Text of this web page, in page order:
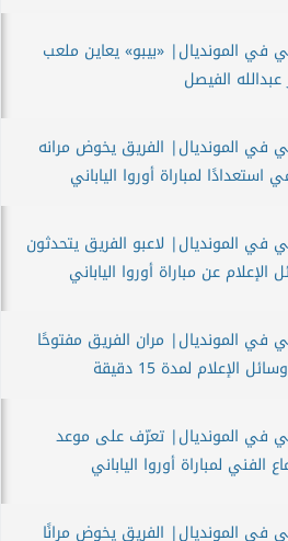
في المونديال| «بيبو» يعاين ملعب
عبدالله الفيصل
في المونديال| الفريق يخوض مرانه
استعدادًا لمباراة أوروا الياباني
في المونديال| لاعبو الفريق يتحدثون
الإعلام عن مباراة أوروا الياباني
في المونديال| مران الفريق مفتوحًا
الإعلام لمدة 15 دقيقة
في المونديال| تعرّف على موعد
الفني لمباراة أوروا الياباني
في المونديال| الفريق يخوض مرانًا